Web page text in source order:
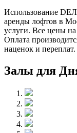
Использование
аренды лофтов в
услуги. Все цены на
Оплата
наценок и переплат.
Залы для